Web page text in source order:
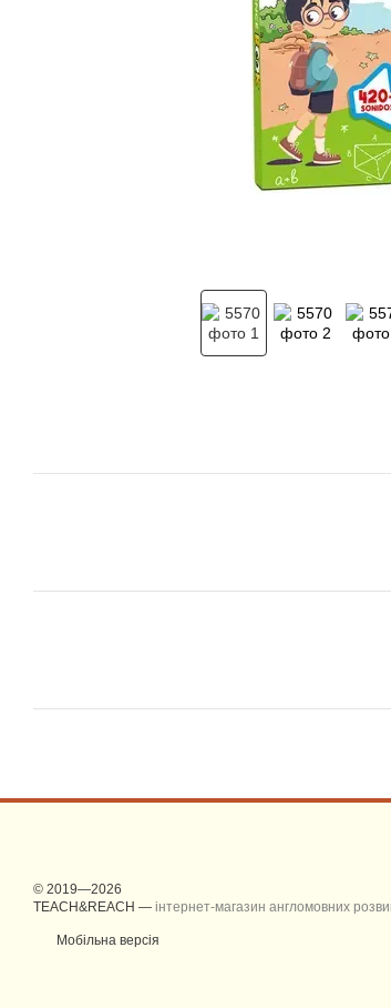
© 2019—2026
TEACH&REACH — інтернет-магазин англомовних
Мобільна версія